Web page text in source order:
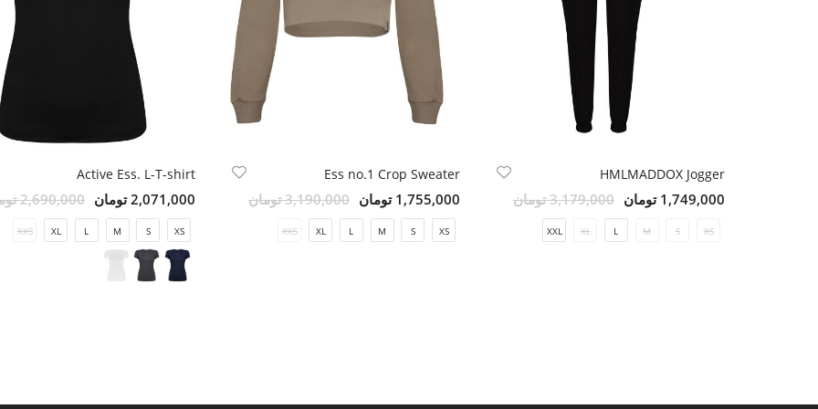
HMLMADDOX Jogger
1,749,000 تومان 3,179,000 تومان
XS
S
M
L
XL
XXL
Ess no.1 Crop Sweater
1,755,000 تومان 3,190,000 تومان
XS
S
M
L
XL
XXS
Active Ess. L-T-shirt
2,071,000 تومان 2,690,000 تومان
XS
S
M
L
XL
XXS